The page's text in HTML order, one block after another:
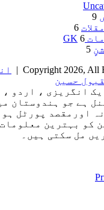
9
6
GK 6
5
انگریزی ، اردو
ہے جو ہندوستان
اورمقصد پورٹل
کو بہترین
مل سکتی ہیں۔